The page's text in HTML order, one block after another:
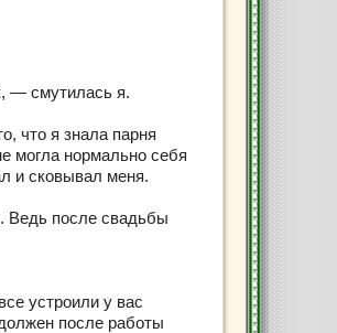
— смутилась я.
что я знала парня
могла нормально себя
и сковывал меня.
Ведь после свадьбы
устроили у вас
после работы